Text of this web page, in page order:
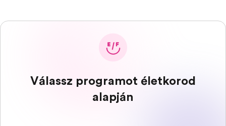
Válassz programot életkorod
alapján